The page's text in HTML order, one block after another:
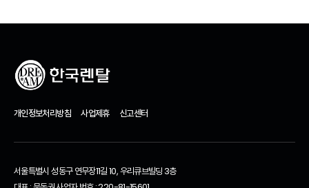
개인정보처리방침 사업제휴 신고센터
서울특별시 성동구 연무장11길 10, 우리큐브빌딩 3층